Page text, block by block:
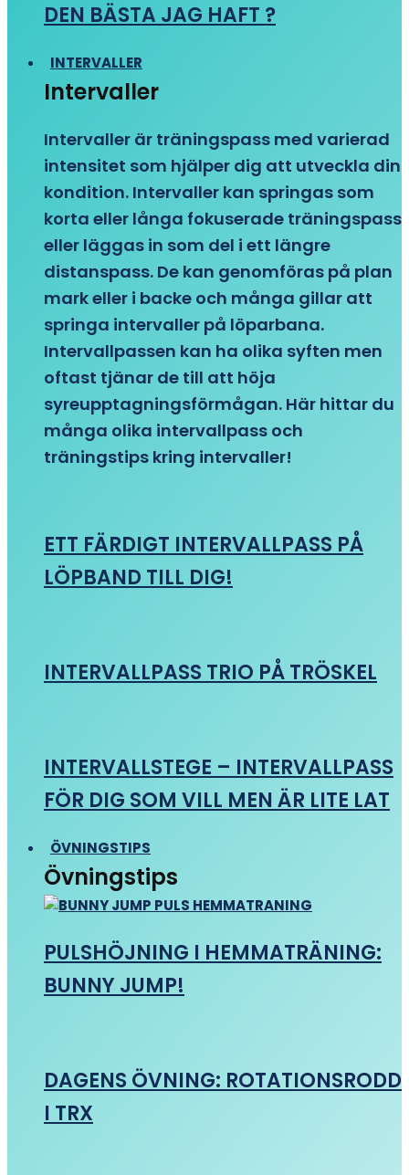
DEN BÄSTA JAG HAFT ?
INTERVALLER
Intervaller
Intervaller är träningspass med varierad
intensitet som hjälper dig att utveckla din
kondition. Intervaller kan springas som
korta eller långa fokuserade träningspass
eller läggas in som del i ett längre
distanspass. De kan genomföras på plan
mark eller i backe och många gillar att
springa intervaller på löparbana.
Intervallpassen kan ha olika syften men
oftast tjänar de till att höja
syreupptagningsförmågan. Här hittar du
många olika intervallpass och
träningstips kring intervaller!
ETT FÄRDIGT INTERVALLPASS PÅ
LÖPBAND TILL DIG!
INTERVALLPASS TRIO PÅ TRÖSKEL
INTERVALLSTEGE – INTERVALLPASS
FÖR DIG SOM VILL MEN ÄR LITE LAT
ÖVNINGSTIPS
Övningstips
PULSHÖJNING I HEMMATRÄNING:
BUNNY JUMP!
DAGENS ÖVNING: ROTATIONSRODD
I TRX